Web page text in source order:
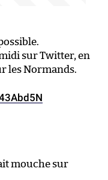
sur Twitter, en
les Normands.
mouche sur